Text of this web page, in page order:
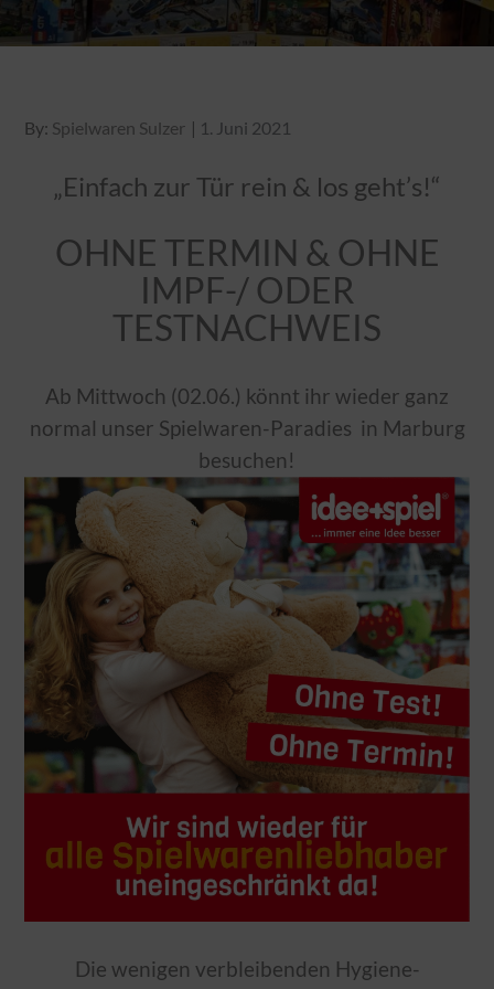
By: Spielwaren Sulzer
Posted
1. Juni 2021
„Einfach zur Tür rein & los geht’s!“
OHNE TERMIN & OHNE
IMPF-/ ODER
TESTNACHWEIS
Ab Mittwoch (02.06.) könnt ihr wieder ganz
normal unser Spielwaren-Paradies in Marburg
besuchen!
Die wenigen verbleibenden Hygiene-